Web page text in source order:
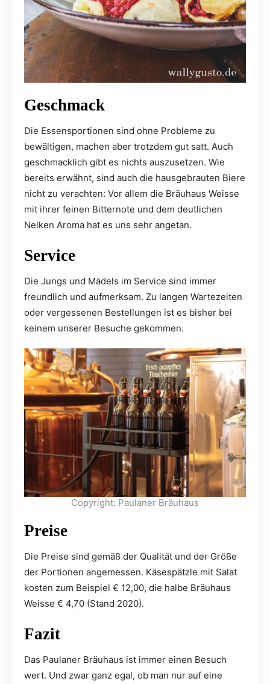
Geschmack
Die Essensportionen sind ohne Probleme zu
bewältigen, machen aber trotzdem gut satt. Auch
geschmacklich gibt es nichts auszusetzen. Wie
bereits erwähnt, sind auch die hausgebrauten Biere
nicht zu verachten: Vor allem die Bräuhaus Weisse
mit ihrer feinen Bitternote und dem deutlichen
Nelken Aroma hat es uns sehr angetan.
Service
Die Jungs und Mädels im Service sind immer
freundlich und aufmerksam. Zu langen Wartezeiten
oder vergessenen Bestellungen ist es bisher bei
keinem unserer Besuche gekommen.
Copyright: Paulaner Bräuhaus
Preise
Die Preise sind gemäß der Qualität und der Größe
der Portionen angemessen. Käsespätzle mit Salat
kosten zum Beispiel € 12,00, die halbe Bräuhaus
Weisse € 4,70 (Stand 2020).
Fazit
Das Paulaner Bräuhaus ist immer einen Besuch
wert. Und zwar ganz egal, ob man nur auf eine